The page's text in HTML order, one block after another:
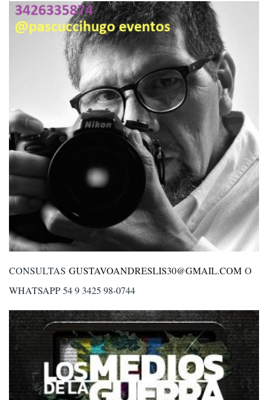
CONSULTAS GUSTAVOANDRESLIS30@GMAIL.COM O
WHATSAPP 54 9 3425 98-0744